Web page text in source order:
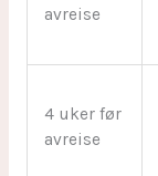
avreise
4 uker før
avreise